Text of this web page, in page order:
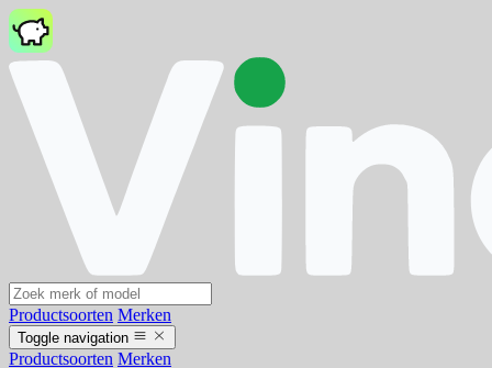
Productsoorten Merken
Toggle navigation
Productsoorten Merken